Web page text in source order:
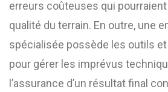
erreurs coûteuses qui
qualité du terrain. En outre, une
spécialisée possède les outils
pour gérer les imprévus
l’assurance d’un résultat final